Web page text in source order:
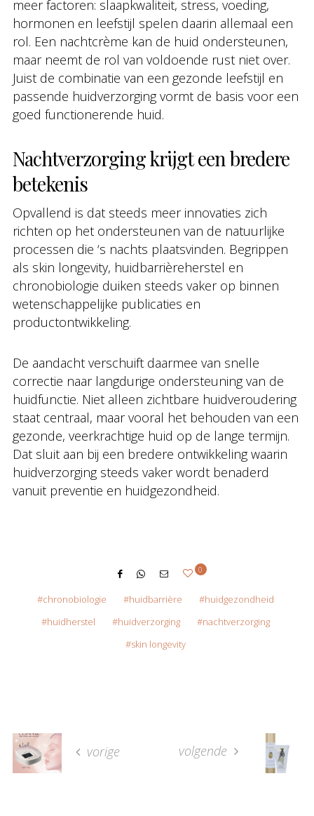
meer factoren: slaapkwaliteit, stress, voeding,
hormonen en leefstijl spelen daarin allemaal een
rol. Een nachtcrème kan de huid ondersteunen,
maar neemt de rol van voldoende rust niet over.
Juist de combinatie van een gezonde leefstijl en
passende huidverzorging vormt de basis voor een
goed functionerende huid.
Nachtverzorging krijgt een bredere
betekenis
Opvallend is dat steeds meer innovaties zich
richten op het ondersteunen van de natuurlijke
processen die ‘s nachts plaatsvinden. Begrippen
als skin longevity, huidbarrièreherstel en
chronobiologie duiken steeds vaker op binnen
wetenschappelijke publicaties en
productontwikkeling.
De aandacht verschuift daarmee van snelle
correctie naar langdurige ondersteuning van de
huidfunctie. Niet alleen zichtbare huidveroudering
staat centraal, maar vooral het behouden van een
gezonde, veerkrachtige huid op de lange termijn.
Dat sluit aan bij een bredere ontwikkeling waarin
huidverzorging steeds vaker wordt benaderd
vanuit preventie en huidgezondheid.
0
chronobiologie huidbarrière
huidgezondheid
huidherstel
huidverzorging
nachtverzorging
skin longevity
vorige volgende